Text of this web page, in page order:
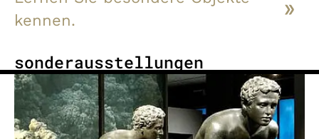
kennen.
sonderausstellungen